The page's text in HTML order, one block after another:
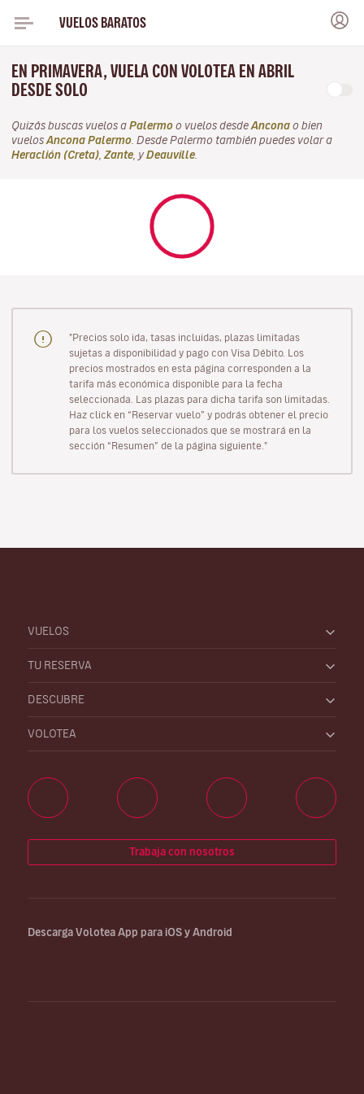
VUELOS BARATOS
EN PRIMAVERA, VUELA CON VOLOTEA EN ABRIL
DESDE SOLO
Quizás buscas vuelos a Palermo o vuelos desde Ancona o bien
vuelos Ancona Palermo . Desde Palermo también puedes volar a
Heraclión (Creta) Zante , y Deauville
"Precios solo ida, tasas incluidas, plazas limitadas
sujetas a disponibilidad y pago con Visa Débito. Los
precios mostrados en esta página corresponden a la
tarifa más económica disponible para la fecha
seleccionada. Las plazas para dicha tarifa son limitadas.
Haz click en “Reservar vuelo” y podrás obtener el precio
para los vuelos seleccionados que se mostrará en la
sección “Resumen” de la página siguiente."
VUELOS
TU RESERVA
DESCUBRE
VOLOTEA
Trabaja con nosotros
Descarga Volotea App para iOS y Android